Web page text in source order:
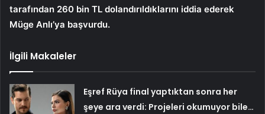
tarafından 260 bin TL dolandırıldıklarını iddia ederek
Müge Anlı’ya başvurdu.
İlgili Makaleler
Eşref Rüya final yaptıktan sonra her
şeye ara verdi: Projeleri okumuyor bile…